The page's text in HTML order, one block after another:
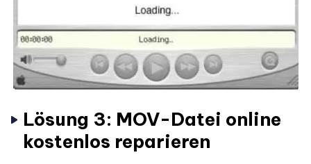
Lösung 3: MOV-Datei online
kostenlos reparieren